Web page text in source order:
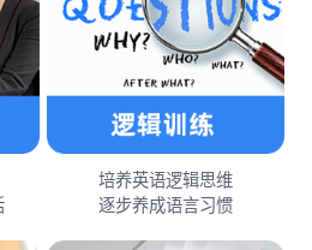
培养英语逻辑思维
逐步养成语言习惯